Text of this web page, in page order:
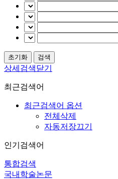
상세검색닫기
최근검색어
최근검색어 옵션
전체삭제
자동저장끄기
인기검색어
통합검색
국내학술논문